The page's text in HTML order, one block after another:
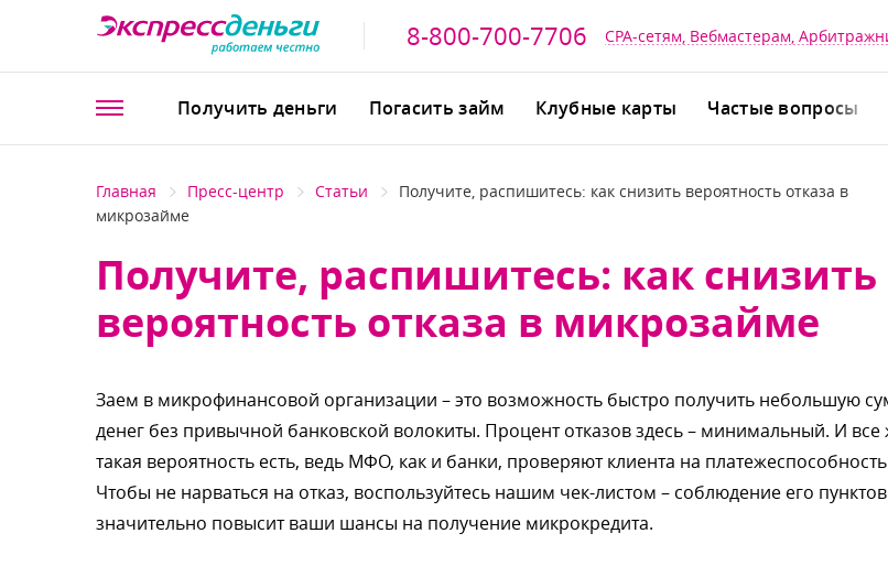
8-800-700-7706 CPA-сетям, Вебмастерам,
Получить деньги Погасить займ Клубные карты Частые вопросы
Главная Пресс-центр Статьи
Получите, распишитесь: как снизить вероятность отказа
микрозайме
Получите, распишитесь: как снизить
ероятность отказа в микрозайме
Заем в микрофинансовой организации – это возможность быстро получить небольшую
денег без привычной банковской волокиты. Процент отказов здесь – минимальный. И все
такая вероятность есть, ведь МФО, как и банки, проверяют клиента на
Чтобы не нарваться на отказ, воспользуйтесь нашим чек-листом – соблюдение его пункто
значительно повысит ваши шансы на получение микрокредита.